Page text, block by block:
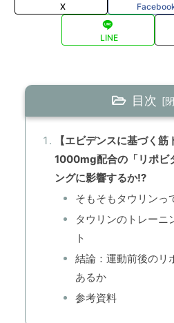
X
LINE
目次
【エビデンスに基づく
1000mg配合の「リポビ
ングに影響するか⁉
そもそもタウリンっ
タウリンのトレーニ
ト
結論：運動前後のリ
あるか
参考資料